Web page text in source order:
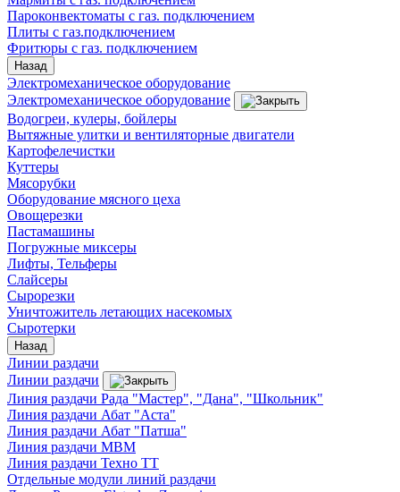
Пароконвектоматы с газ. подключением
Плиты с газ.подключением
Фритюры с газ. подключением
Назад
Электромеханическое оборудование
Электромеханическое оборудование
Водогреи, кулеры, бойлеры
Вытяжные улитки и вентиляторные двигатели
Картофелечистки
Куттеры
Мясорубки
Оборудование мясного цеха
Овощерезки
Пастамашины
Погружные миксеры
Лифты, Тельферы
Слайсеры
Сырорезки
Уничтожитель летающих насекомых
Сыротерки
Назад
Линии раздачи
Линии раздачи
Линия раздачи Рада "Мастер", "Дана", "Школьник"
Линия раздачи Абат "Аста"
Линия раздачи Абат "Патша"
Линия раздачи МВМ
Линия раздачи Техно ТТ
Отдельные модули линий раздачи